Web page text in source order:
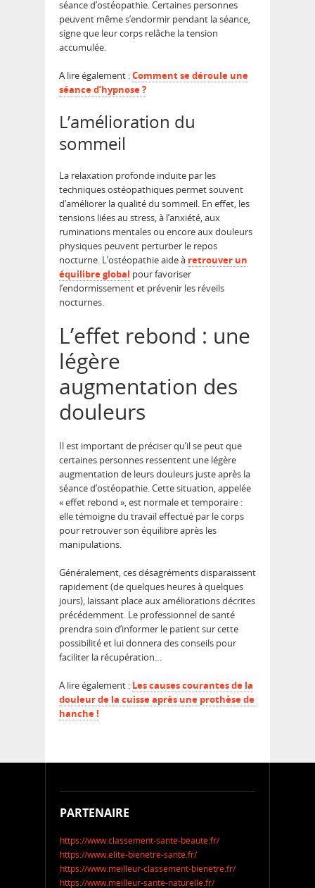
séance d’ostéopathie. Certaines personnes
peuvent même s’endormir pendant la séance,
signe que leur corps relâche la tension
accumulée.
A lire également :Comment se déroule une
séance d’hypnose ?
L’amélioration du
sommeil
La relaxation profonde induite par les
techniques ostéopathiques permet souvent
d’améliorer la qualité du sommeil. En effet, les
tensions liées au stress, à l’anxiété, aux
ruminations mentales ou encore aux douleurs
physiques peuvent perturber le repos
nocturne. L’ostéopathie aide à retrouver un
équilibre global pour favoriser
l’endormissement et prévenir les réveils
nocturnes.
L’effet rebond : une
légère
augmentation des
douleurs
Il est important de préciser qu’il se peut que
certaines personnes ressentent une légère
augmentation de leurs douleurs juste après la
séance d’ostéopathie. Cette situation, appelée
« effet rebond », est normale et temporaire :
elle témoigne du travail effectué par le corps
pour retrouver son équilibre après les
manipulations.
Généralement, ces désagréments disparaissent
rapidement (de quelques heures à quelques
jours), laissant place aux améliorations décrites
précédemment. Le professionnel de santé
prendra soin d’informer le patient sur cette
possibilité et lui donnera des conseils pour
faciliter la récupération…
A lire également : Les causes courantes de la
douleur de la cuisse après une prothèse de
hanche !
PARTENAIRE
https://www.classement-sante-beaute.fr/
https://www.elite-bienetre-sante.fr/
https://www.meilleur-classement-bienetre.fr/
https://www.meilleur-sante-naturelle.fr/